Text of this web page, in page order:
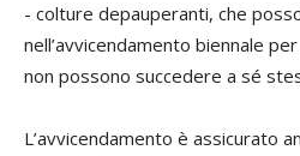
- colture depauperanti, che
nell’avvicendamento biennale
non possono succedere a sé
L’avvicendamento è assicurato